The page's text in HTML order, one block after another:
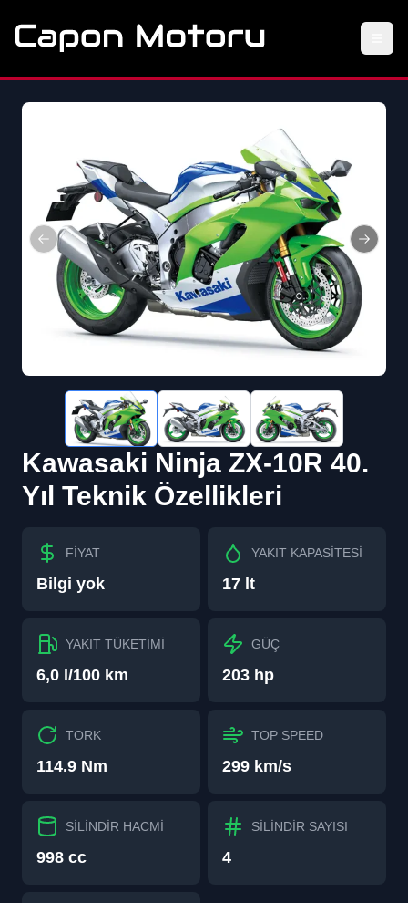
Previous slide Next
Kawasaki Ninja ZX-10R 40.
Yıl Teknik Özellikleri
FİYAT
Bilgi yok
YAKIT KAPASİTESİ
17 lt
YAKIT TÜKETİMİ
6,0 l/100 km
GÜÇ
203 hp
TORK
114.9 Nm
TOP SPEED
299 km/s
SİLİNDİR HACMİ
998 cc
SİLİNDİR SAYISI
4